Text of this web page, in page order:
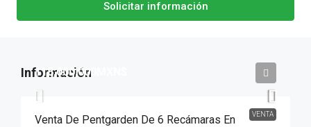
Solicitar información
VENTA
118,000,000MXN$
Venta De Pentgarden De 6 Recámaras En